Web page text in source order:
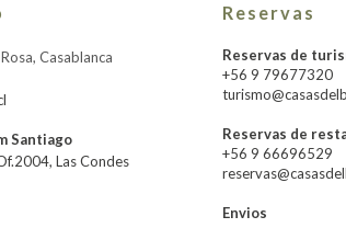
Casablanca
Santiago
Las Condes
Reservas
Reservas de
+56 9 79677320
Reservas de
+56 9 66696529
Envios